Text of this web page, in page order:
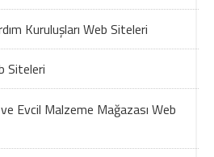
Kuruluşları Web Siteleri
Siteleri
Evcil Malzeme Mağazası Web